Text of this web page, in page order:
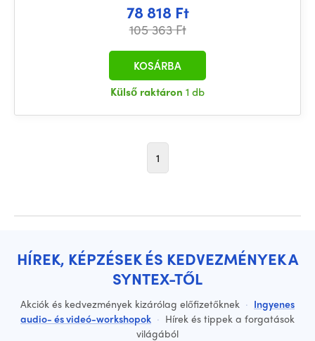
78 818 Ft
105 363 Ft
Külső raktáron 1 db
KOSÁRBA
1
HÍREK, KÉPZÉSEK ÉS KEDVEZMÉNYEK A
SYNTEX-TŐL
Akciók és kedvezmények kizárólag előfizetőknek · Ingyenes
audio- és videó-workshopok · Hírek és tippek a forgatások
világából